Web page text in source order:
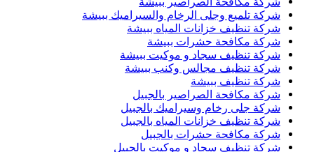
شركة تلميع وجلى الرخام والسيراميك ببيشة
شركة تنظيف خزانات المياه ببيشة
شركة مكافحة حشرات ببيشة
شركة تنظيف سجاد و موكيت ببيشة
شركة تنظيف مجالس وكنب ببيشة
شركة تنظيف ببيشة
شركة مكافحة الصراصير بالجبيل
شركة جلى رخام وسيراميك بالجبيل
شركة تنظيف خزانات المياه بالجبيل
شركة مكافحة حشرات بالجبيل
شركة تنظيف سجاد و موكيت بالجبيل